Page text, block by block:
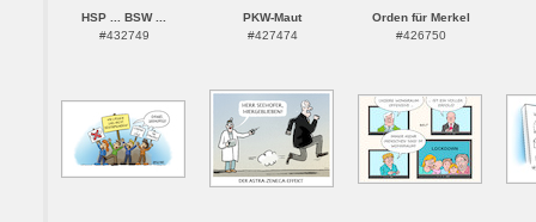
HSP ... BSW ...
#432749
PKW-Maut
#427474
Orden für Merkel
#426750